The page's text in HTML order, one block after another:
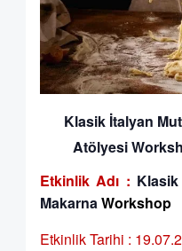
Klasik İtalyan
Atölyesi
Etkinlik Adı : Klasik
MakarnaWorkshop
Etkinlik Tarihi :